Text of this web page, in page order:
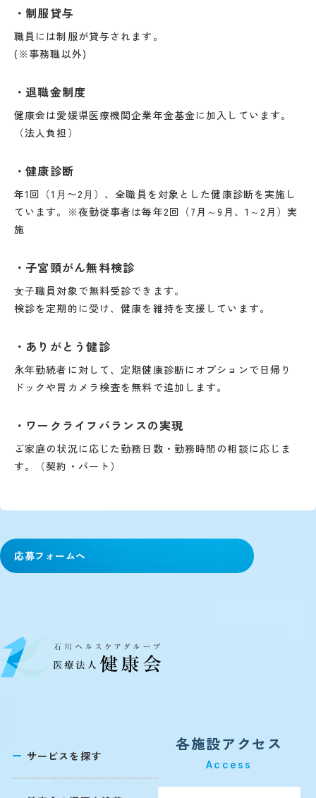
制服貸与
職員には制服が貸与されます。
(※事務職以外)
退職金制度
健康会は愛媛県医療機関企業年金基金に加入しています。
（法人負担）
健康診断
年1回（1⽉〜2⽉）、全職員を対象とした健康診断を実施し
ています。※夜勤従事者は毎年2回（7月～9月、1～2月）実
施
子宮頸がん無料検診
⼥⼦職員対象で無料受診できます。
検診を定期的に受け、健康を維持を支援しています。
ありがとう健診
永年勤続者に対して、定期健康診断にオプションで日帰り
ドックや胃カメラ検査を無料で追加します。
ワークライフバランスの実現
ご家庭の状況に応じた勤務日数・勤務時間の相談に応じま
す。（契約・パート）
応募フォームへ
サービスを探す
各施設アクセス
Access